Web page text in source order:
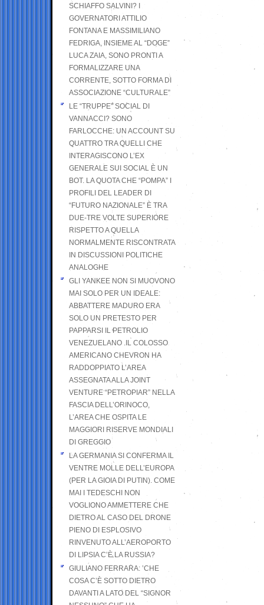
SCHIAFFO SALVINI? I
GOVERNATORI ATTILIO
FONTANA E MASSIMILIANO
FEDRIGA, INSIEME AL “DOGE”
LUCA ZAIA, SONO PRONTI A
FORMALIZZARE UNA
CORRENTE, SOTTO FORMA DI
ASSOCIAZIONE “CULTURALE”
LE “TRUPPE” SOCIAL DI
VANNACCI? SONO
FARLOCCHE: UN ACCOUNT SU
QUATTRO TRA QUELLI CHE
INTERAGISCONO L’EX
GENERALE SUI SOCIAL È UN
BOT. LA QUOTA CHE “POMPA” I
PROFILI DEL LEADER DI
“FUTURO NAZIONALE” È TRA
DUE-TRE VOLTE SUPERIORE
RISPETTO A QUELLA
NORMALMENTE RISCONTRATA
IN DISCUSSIONI POLITICHE
ANALOGHE
GLI YANKEE NON SI MUOVONO
MAI SOLO PER UN IDEALE:
ABBATTERE MADURO ERA
SOLO UN PRETESTO PER
PAPPARSI IL PETROLIO
VENEZUELANO .IL COLOSSO
AMERICANO CHEVRON HA
RADDOPPIATO L’AREA
ASSEGNATA ALLA JOINT
VENTURE “PETROPIAR” NELLA
FASCIA DELL’ORINOCO,
L’AREA CHE OSPITA LE
MAGGIORI RISERVE MONDIALI
DI GREGGIO
LA GERMANIA SI CONFERMA IL
VENTRE MOLLE DELL’EUROPA
(PER LA GIOIA DI PUTIN). COME
MAI I TEDESCHI NON
VOGLIONO AMMETTERE CHE
DIETRO AL CASO DEL DRONE
PIENO DI ESPLOSIVO
RINVENUTO ALL’AEROPORTO
DI LIPSIA C’È LA RUSSIA?
GIULIANO FERRARA: ’CHE
COSA C’È SOTTO DIETRO
DAVANTI A LATO DEL “SIGNOR